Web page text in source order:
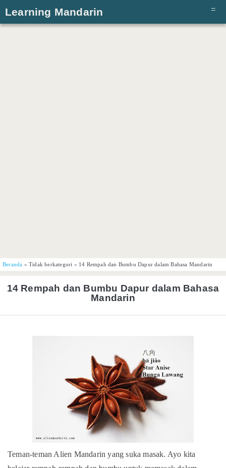
Learning Mandarin
Beranda »Tidak berkategori » 14 Rempah dan Bumbu Dapur dalam Bahasa Mandarin
14 Rempah dan Bumbu Dapur dalam Bahasa
Mandarin
Teman-teman Alien Mandarin yang suka masak. Ayo kita